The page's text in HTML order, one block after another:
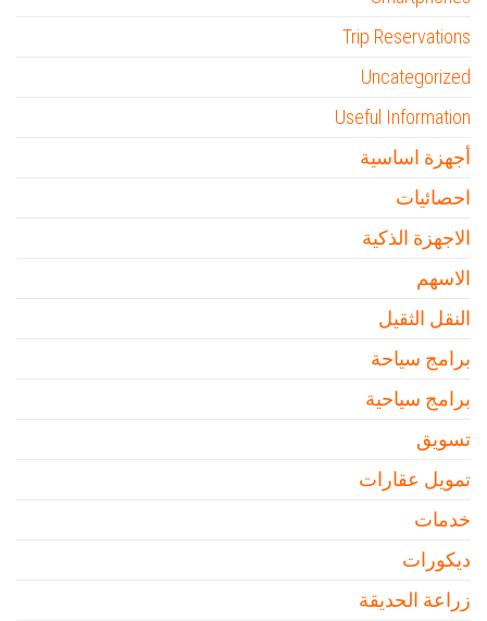
Trip Reservations
Uncategorized
Useful Information
أجهزة اساسية
احصائيات
الاجهزة الذكية
الاسهم
النقل الثقيل
برامج سياحة
برامج سياحية
تسويق
تمويل عقارات
خدمات
ديكورات
زراعة الحديقة